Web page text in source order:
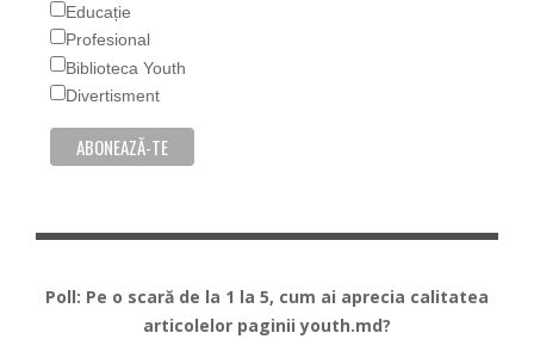
Educație
Profesional
Biblioteca Youth
Divertisment
Poll: Pe o scară de la 1 la 5, cum ai aprecia calitatea
articolelor paginii youth.md?